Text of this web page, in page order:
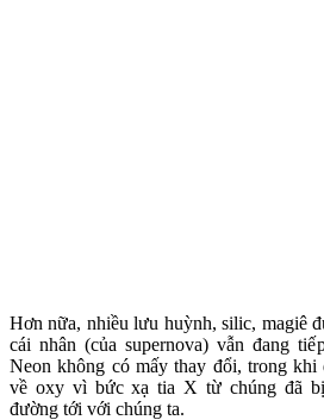
Hơn nữa, nhiều lưu huỳnh, silic, magiê
cái nhân (của supernova) vẫn đang
Neon không có mấy thay đổi, trong
về oxy vì bức xạ tia X từ chúng đã bị
đường tới với chúng ta.